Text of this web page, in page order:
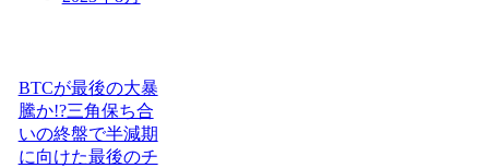
BTCが最後の大暴
騰か!?三角保ち合
いの終盤で半減期
に向けた最後のチ